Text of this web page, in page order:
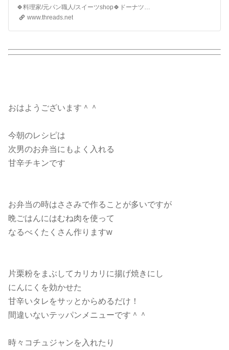
🍀料理家/元パン職人/スイーツshop🍀ドーナツ専門店 @one_for_two_yuumama 🍀NHKきょうの料理 .土ナニ？他TV出演多数🍀CM他フードコーデ/企業のレシピ開発.アドバイザー等/webCM.動画出演等 🍀書籍75万部突破. 2.3K Followers.
www.threads.net
おはようございます＾＾
今朝のレシピは
次男のお弁当にもよく入れる
甘辛チキンです
お弁当の時はささみで作ることが多いですが
晩ごはんにはむね肉を使って
なるべくたくさん作りますw
片栗粉をまぶしてカリカリに揚げ焼きにし
にんにくを効かせた
甘辛いタレをサッとからめるだけ！
間違いないテッパンメニューです＾＾
時々コチュジャンを入れたり